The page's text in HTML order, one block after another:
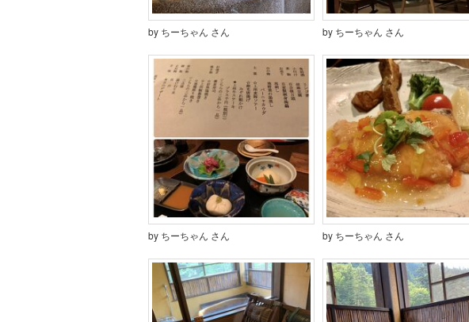
by ちーちゃん さん by ちーちゃん さん
by ちーちゃん さん by ちーちゃん さん